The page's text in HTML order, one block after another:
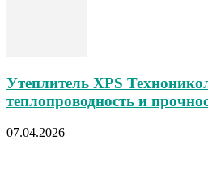
Утеплитель XPS
теплопроводность и
07.04.2026